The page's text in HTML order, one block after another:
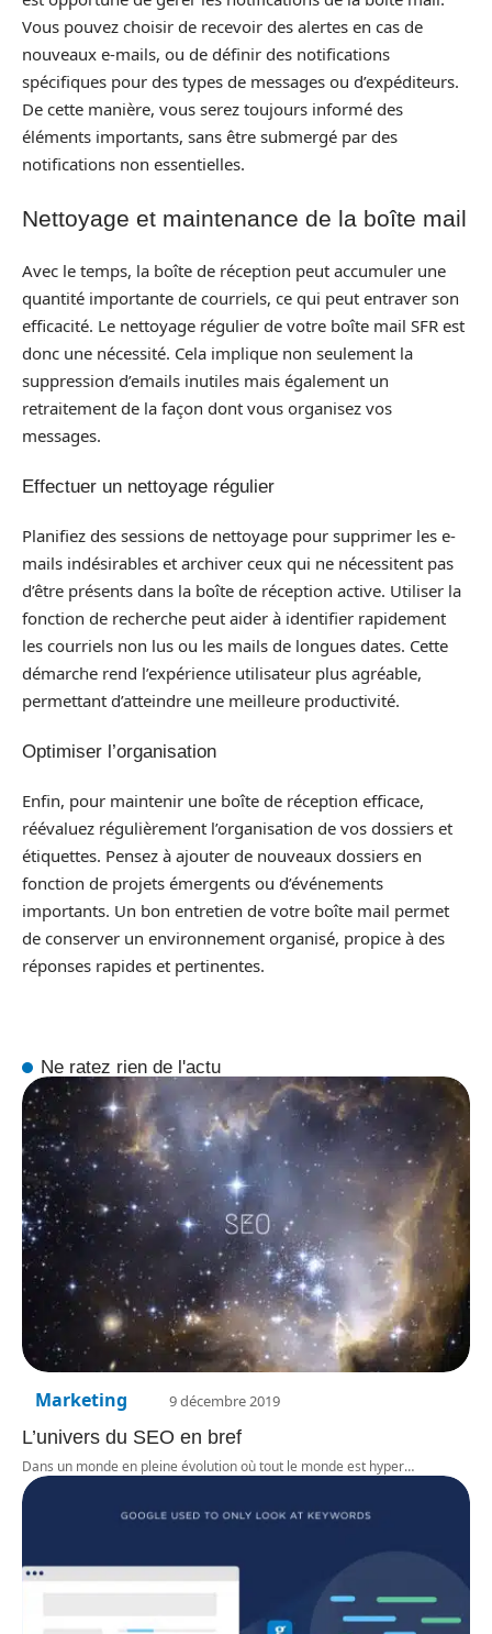
Vous pouvez choisir de recevoir des alertes en cas de
nouveaux e-mails, ou de définir des notifications
spécifiques pour des types de messages ou d’expéditeurs.
De cette manière, vous serez toujours informé des
éléments importants, sans être submergé par des
notifications non essentielles.
Nettoyage et maintenance de la boîte mail
Avec le temps, la boîte de réception peut accumuler une
quantité importante de courriels, ce qui peut entraver son
efficacité. Le nettoyage régulier de votre boîte mail SFR est
donc une nécessité. Cela implique non seulement la
suppression d’emails inutiles mais également un
retraitement de la façon dont vous organisez vos
messages.
Effectuer un nettoyage régulier
Planifiez des sessions de nettoyage pour supprimer les e-
mails indésirables et archiver ceux qui ne nécessitent pas
d’être présents dans la boîte de réception active. Utiliser la
fonction de recherche peut aider à identifier rapidement
les courriels non lus ou les mails de longues dates. Cette
démarche rend l’expérience utilisateur plus agréable,
permettant d’atteindre une meilleure productivité.
Optimiser l’organisation
Enfin, pour maintenir une boîte de réception efficace,
réévaluez régulièrement l’organisation de vos dossiers et
étiquettes. Pensez à ajouter de nouveaux dossiers en
fonction de projets émergents ou d’événements
importants. Un bon entretien de votre boîte mail permet
de conserver un environnement organisé, propice à des
réponses rapides et pertinentes.
Ne ratez rien de l'actu
Marketing 9 décembre 2019
L’univers du SEO en bref
Dans un monde en pleine évolution où tout le monde est hyper…